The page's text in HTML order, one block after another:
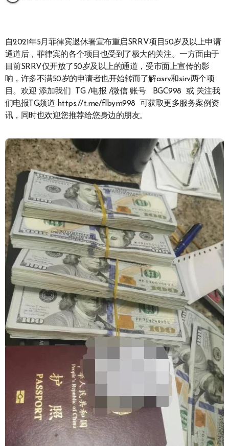
自2021年5月菲律宾退休署宣布重启SRRV项目50岁及以上申请
通道后，菲律宾的各个项目也受到了极大的关注。一方面由于
目前SRRV仅开放了50岁及以上的通道，受市面上宣传的影
响，许多不满50岁的申请者也开始转而了解asrv和sirv两个项
目。欢迎 添加我们 TG /电报 /微信 账号 BGC998 或 关注我
们电报TG频道 https://t.me/flbym998 可获取更多服务案例资
讯，同时也欢迎您推荐给您身边的朋友。